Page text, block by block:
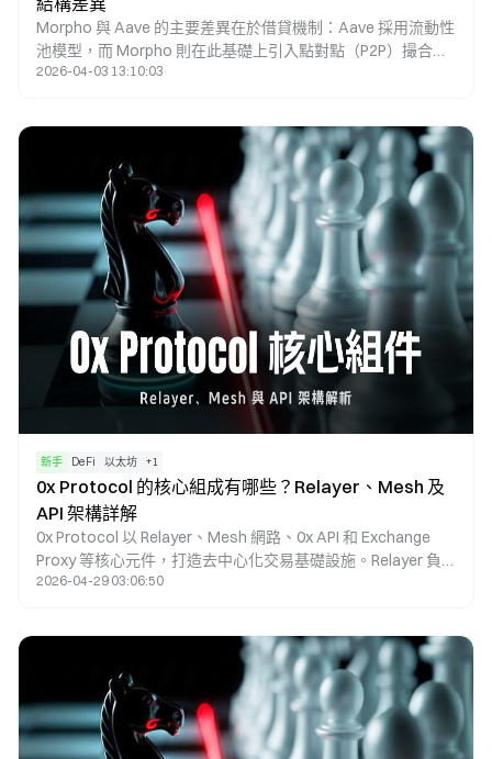
Morpho 與 Aave 的主要差異在於借貸機制：Aave 採用流動性
池模型，而 Morpho 則在此基礎上引入點對點（P2P）撮合機
制，使其能於相同市場中實現更優化的利率匹配。Aave 作為
本質區分在於「基礎設施」與「效率優化工具」。
2026-04-03 13:10:03
新手 DeFi 以太坊 +1
0x Protocol 的核心組成有哪些？Relayer、Mesh 及
API 架構詳解
0x Protocol 以 Relayer、Mesh 網路、0x API 和 Exchange
Proxy 等核心元件，打造去中心化交易基礎設施。Relayer 負
責鏈下訂單廣播，Mesh 網路用於訂單共享，0x API 提供統一
結算的架構，讓錢包、DEX 及 DeFi 應用可透過單一介面存取
多元流動性來源。
2026-04-29 03:06:50